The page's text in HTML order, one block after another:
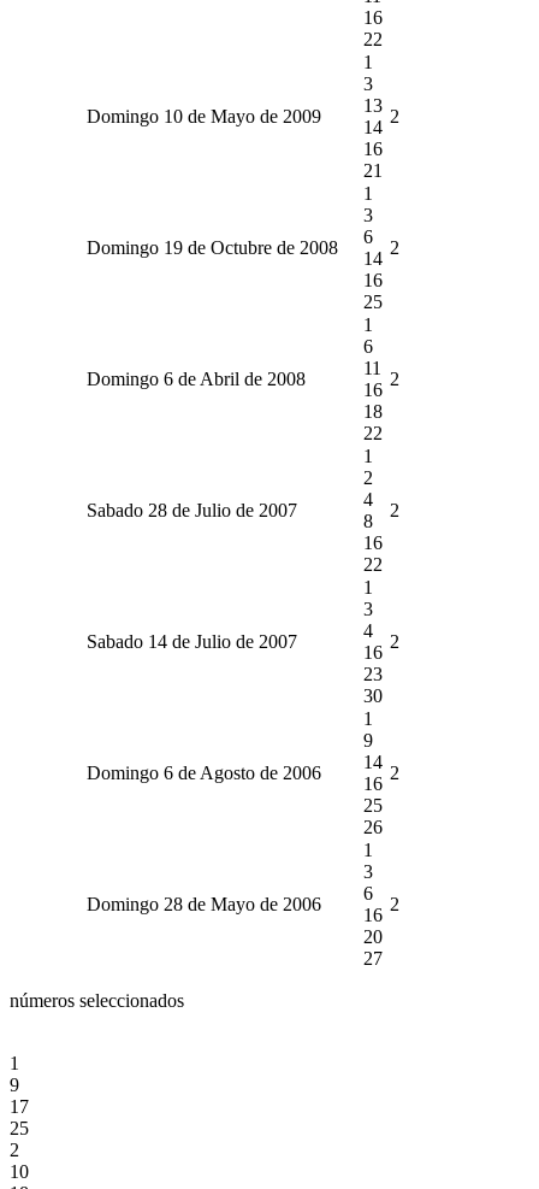
16
22
Domingo 10 de Mayo de 2009
1
3
13
14
16
21
2
Domingo 19 de Octubre de 2008
1
3
6
14
16
25
2
Domingo 6 de Abril de 2008
1
6
11
16
18
22
2
Sabado 28 de Julio de 2007
1
2
4
8
16
22
2
Sabado 14 de Julio de 2007
1
3
4
16
23
30
2
Domingo 6 de Agosto de 2006
1
9
14
16
25
26
2
Domingo 28 de Mayo de 2006
1
3
6
16
20
27
2
números seleccionados
1
9
17
25
2
10